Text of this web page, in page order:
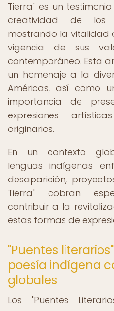
Tierra" es un
creatividad de los
mostrando la vitalidad
vigencia de sus
contemporáneo. Esta
un homenaje a la
Américas, así como
importancia de
expresiones
originarios.
En un contexto
lenguas indígenas
desaparición,
Tierra" cobran
contribuir a la
estas formas de
"Puentes
poesía indígena
globales
Los "Puentes